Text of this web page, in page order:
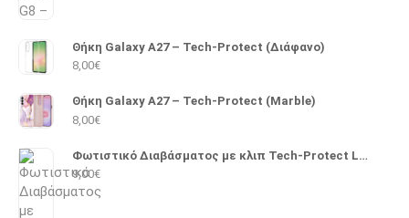
Θήκη Galaxy A27 – Tech-Protect (Διάφανο)
8,00€
Θήκη Galaxy A27 – Tech-Protect (Marble)
8,00€
Φωτιστικό Διαβάσματος με κλιπ Tech-Protect LL100
9,00€